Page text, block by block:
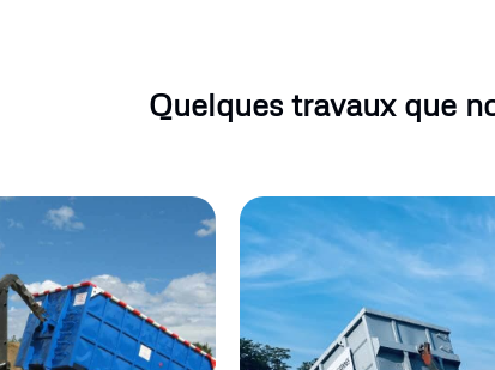
Quelques travaux que